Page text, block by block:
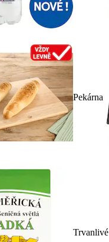
Pekárna
Trvanlivé